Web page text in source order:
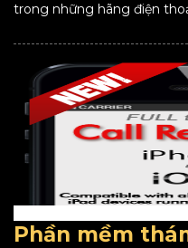
trong những hãng điện
Phần mềm